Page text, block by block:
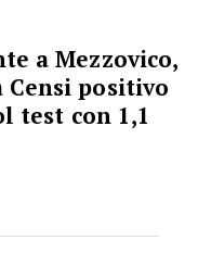
a Mezzovico,
Censi positivo
test con 1,1